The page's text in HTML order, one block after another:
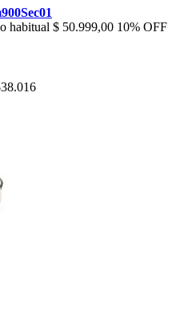
habitual $ 50.999,00 10% OFF